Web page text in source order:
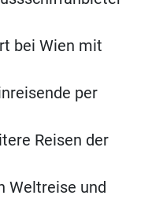
bei Wien mit
per
Reisen der
Weltreise und